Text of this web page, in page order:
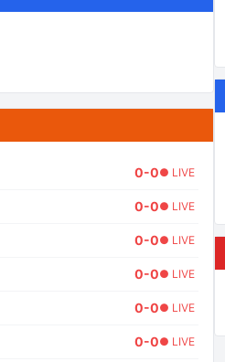
0-0● LIVE
0-0● LIVE
0-0● LIVE
0-0● LIVE
0-0● LIVE
0-0● LIVE